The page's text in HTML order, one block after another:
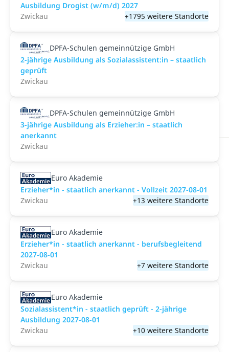
Ausbildung Drogist (w/m/d) 2027
Zwickau
+1795 weitere Standorte
DPFA-Schulen gemeinnützige GmbH
2-jährige Ausbildung als Sozialassistent:in – staatlich
geprüft
Zwickau
DPFA-Schulen gemeinnützige GmbH
3-jährige Ausbildung als Erzieher:in – staatlich
anerkannt
Zwickau
Euro Akademie
Erzieher*in - staatlich anerkannt - Vollzeit 2027-08-01
Zwickau
+13 weitere Standorte
Euro Akademie
Erzieher*in - staatlich anerkannt - berufsbegleitend
2027-08-01
Zwickau
+7 weitere Standorte
Euro Akademie
Sozialassistent*in - staatlich geprüft - 2-jährige
Ausbildung 2027-08-01
Zwickau
+10 weitere Standorte